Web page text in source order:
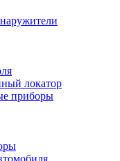
локатор
приборы